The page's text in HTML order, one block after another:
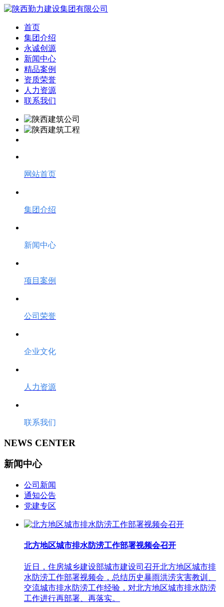
首页
集团介绍
永诚创源
新闻中心
精品案例
资质荣誉
人力资源
联系我们
网站首页
集团介绍
新闻中心
项目案例
公司荣誉
企业文化
人力资源
联系我们
NEWS CENTER
新闻中心
公司新闻
通知公告
党建专区
北方地区城市排水防涝工作部署视频会召开
近日，住房城乡建设部城市建设司召开北方地区城市排
水防涝工作部署视频会，总结历史暴雨洪涝灾害教训、
交流城市排水防涝工作经验，对北方地区城市排水防涝
工作进行再部署、再落实。